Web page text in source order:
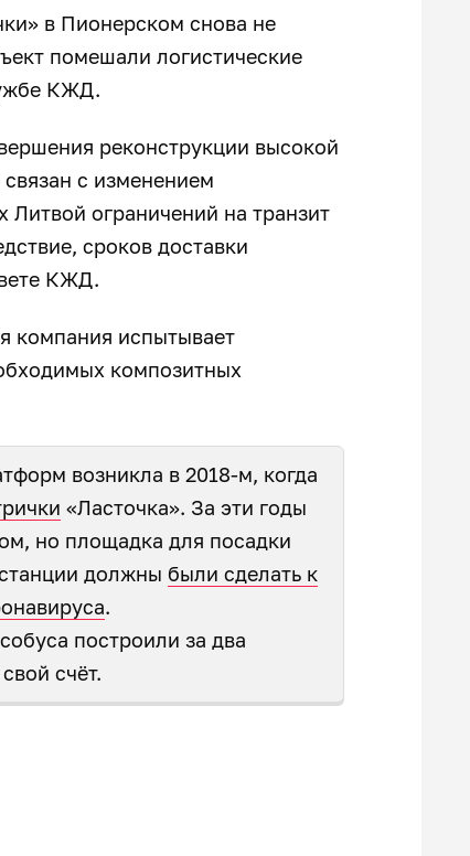
в Пионерском снова не
помешали логистические
КЖД.
реконструкции высокой
с изменением
Литвой ограничений на транзит
сроков доставки
КЖД.
компания испытывает
композитных
возникла в 2018-м, когда
«Ласточка». За эти годы
но площадка для посадки
должны были сделать к
.
построили за два
счёт.